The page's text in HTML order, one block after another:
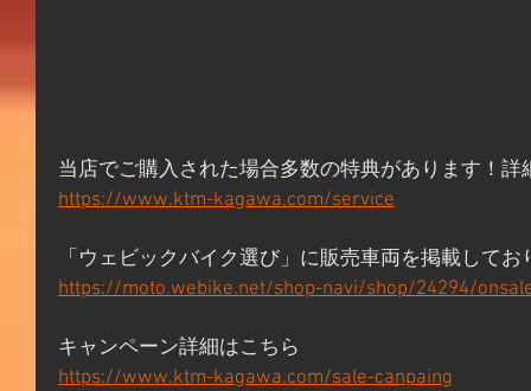
当店でご購入された場合多数の特典があります！詳
https://www.ktm-kagawa.com/service
「ウェビックバイク選び」に販売車両を掲載してお
https://moto.webike.net/shop-navi/shop/24294/
キャンペーン詳細はこちら
https://www.ktm-kagawa.com/sale-canpaing